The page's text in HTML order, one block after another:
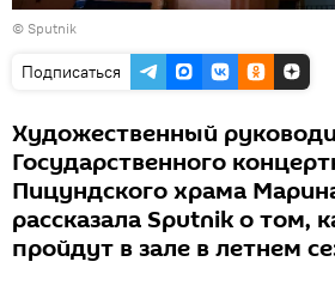
© Sputnik
Подписаться
Художественный
Государственного
Пицундского храма
рассказала Sputnik о том,
пройдут в зале в летнем